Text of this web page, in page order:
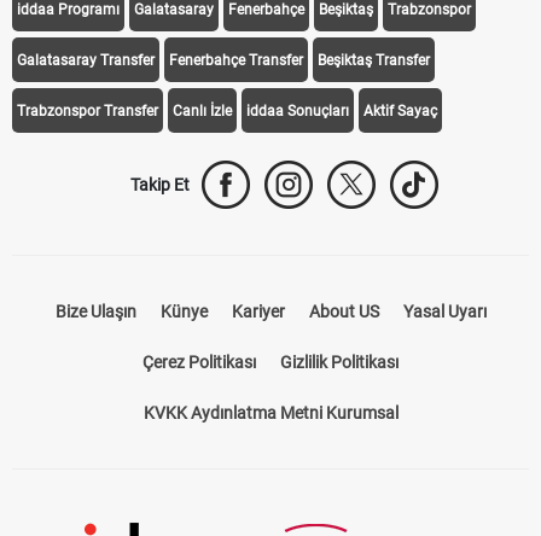
iddaa Programı Galatasaray Fenerbahçe Beşiktaş Trabzonspor
Galatasaray Transfer Fenerbahçe Transfer Beşiktaş Transfer
Trabzonspor Transfer Canlı İzle iddaa Sonuçları Aktif Sayaç
Takip Et
Bize Ulaşın Künye Kariyer About US Yasal Uyarı
Çerez Politikası Gizlilik Politikası
KVKK Aydınlatma Metni Kurumsal